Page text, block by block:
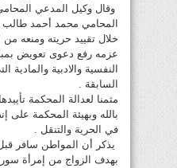
وقال وكيل المدعي
المحامي محمد أحمد طالب
خلال تقييد حريته ومنعه
عزمه رفع دعوى تعويض
النفسية والادبية
السابقة .
مثمنا لعدالة المحكمة
بالله وبهيئة المحكمة
في الحرية والتنقل .
يذكر أن المواطن سافر
بهدف الزواج من إمرأة